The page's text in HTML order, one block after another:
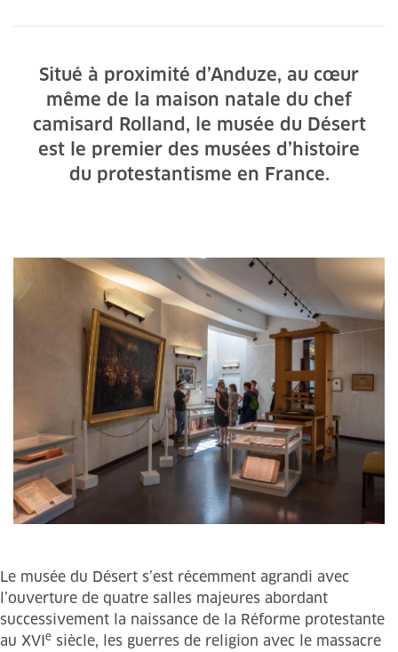
Situé à proximité d’Anduze, au cœur
même de la maison natale du chef
camisard Rolland, le musée du Désert
est le premier des musées d’histoire
du protestantisme en France.
Le musée du Désert s’est récemment agrandi avec
l’ouverture de quatre salles majeures abordant
successivement la naissance de la Réforme protestante
au XVIe siècle, les guerres de religion avec le massacre